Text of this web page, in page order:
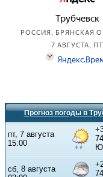
Прогноз погоды в